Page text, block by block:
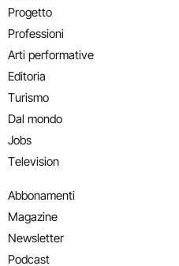
Progetto
Professioni
Arti performative
Editoria
Turismo
Dal mondo
Jobs
Television
Abbonamenti
Magazine
Newsletter
Podcast